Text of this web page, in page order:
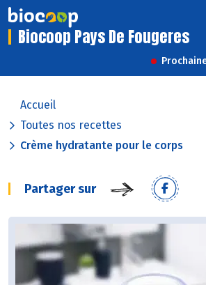
Biocoop Pays De Fougeres
Accueil
Toutes nos recettes
Crème hydratante pour le corps
Partager sur